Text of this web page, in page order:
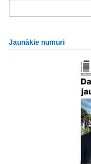
Jaunākie numuri